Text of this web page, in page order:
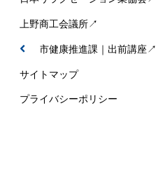
上野商工会議所↗
伊賀市健康推進課｜出前講座↗
サイトマップ
プライバシーポリシー